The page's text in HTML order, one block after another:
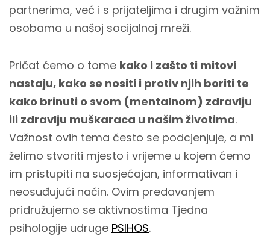
partnerima, već i s prijateljima i drugim važnim
osobama u našoj socijalnoj mreži.
Pričat ćemo o tome kako i zašto ti mitovi
nastaju, kako se nositi i protiv njih boriti te
kako brinuti o svom (mentalnom) zdravlju
ili zdravlju muškaraca u našim životima.
Važnost ovih tema često se podcjenjuje, a mi
želimo stvoriti mjesto i vrijeme u kojem ćemo
im pristupiti na suosjećajan, informativan i
neosuđujući način. Ovim predavanjem
pridružujemo se aktivnostima Tjedna
psihologije udruge PSIHOS.